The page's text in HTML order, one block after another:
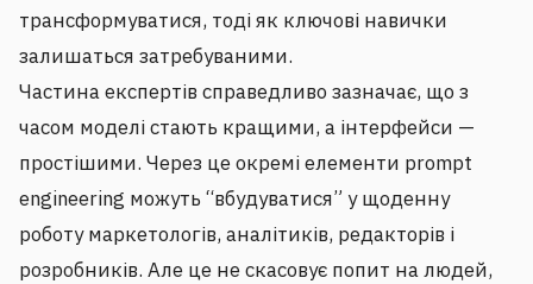
трансформуватися, тоді як ключові навички
залишаться затребуваними.
Частина експертів справедливо зазначає, що з
часом моделі стають кращими, а інтерфейси —
простішими. Через це окремі елементи prompt
engineering можуть “вбудуватися” у щоденну
роботу маркетологів, аналітиків, редакторів і
розробників. Але це не скасовує попит на людей,